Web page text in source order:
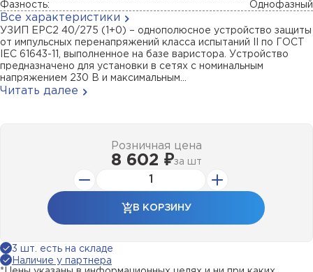
Фазность:
Однофазный
Все характеристики
УЗИП ЕРС2 40/275 (1+0) – однополюсное устройство защиты
от импульсных перенапряжений класса испытаний II по ГОСТ
IEC 61643-11, выполненное на базе варистора. Устройство
предназначено для установки в сетях с номинальным
напряжением 230 В и максимальным...
Читать далее
Розничная цена
8 602 ₽за шт
В КОРЗИНУ
3 шт. есть на складе
Наличие у партнера